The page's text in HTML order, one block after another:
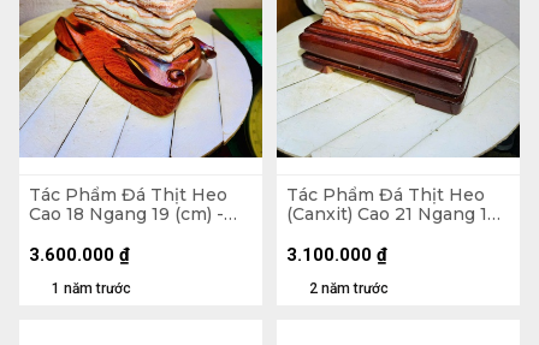
Tác Phẩm Đá Thịt Heo
Cao 18 Ngang 19 (cm) -
1 năm trước
3.600.000 ₫
Tác Phẩm Đá Thịt Heo
(Canxit) Cao 21 Ngang 16
2 năm trước
3.100.000 ₫